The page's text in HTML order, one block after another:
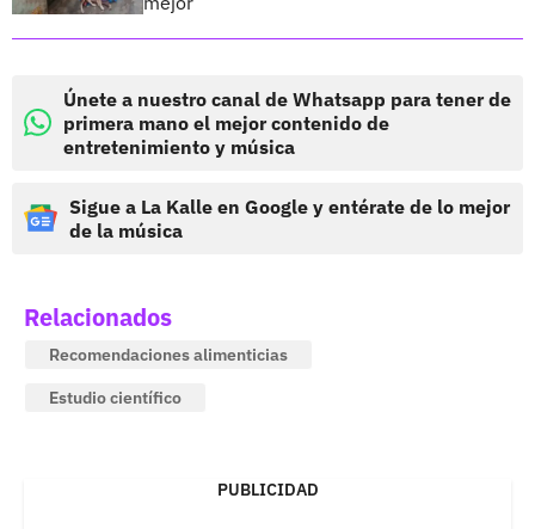
Únete a nuestro canal de Whatsapp para tener de
primera mano el mejor contenido de
entretenimiento y música
Sigue a La Kalle en Google y entérate de lo mejor
de la música
Relacionados
Recomendaciones alimenticias
Estudio científico
PUBLICIDAD